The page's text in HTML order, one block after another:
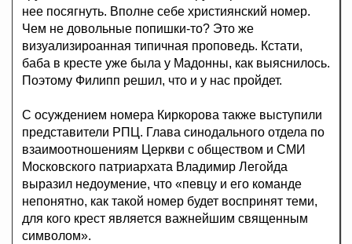
нее посягнуть. Вполне себе християнский номер.
Чем не довольные попишки-то? Это же
визуализироанная типичная проповедь. Кстати,
баба в кресте уже была у Мадонны, как выяснилось.
Поэтому Филипп решил, что и у нас пройдет.
С осуждением номера Киркорова также выступили
представители РПЦ. Глава синодального отдела по
взаимоотношениям Церкви с обществом и СМИ
Московского патриархата Владимир Легойда
выразил недоумение, что «певцу и его команде
непонятно, как такой номер будет воспринят теми,
для кого крест является важнейшим священным
символом».